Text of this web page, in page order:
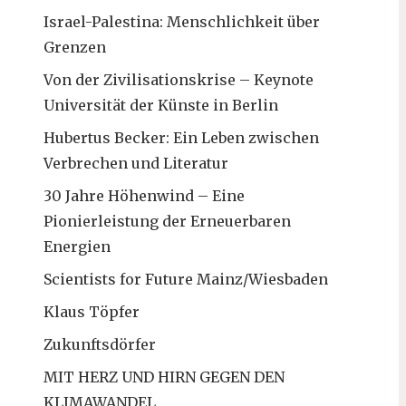
Israel-Palestina: Menschlichkeit über
Grenzen
Von der Zivilisationskrise – Keynote
Universität der Künste in Berlin
Hubertus Becker: Ein Leben zwischen
Verbrechen und Literatur
30 Jahre Höhenwind – Eine
Pionierleistung der Erneuerbaren
Energien
Scientists for Future Mainz/Wiesbaden
Klaus Töpfer
Zukunftsdörfer
MIT HERZ UND HIRN GEGEN DEN